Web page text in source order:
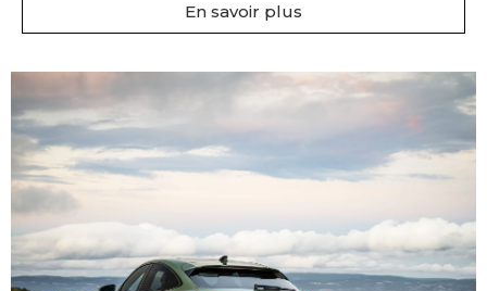
En savoir plus